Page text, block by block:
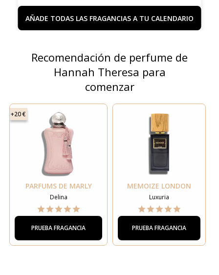
AÑADE TODAS LAS FRAGANCIAS A TU CALENDARIO
Recomendación de perfume de
Hannah Theresa para
comenzar
+20 €
PARFUMS DE MARLY
Delina
PRUEBA FRAGANCIA
MEMOIZE LONDON
Luxuria
PRUEBA FRAGANCIA